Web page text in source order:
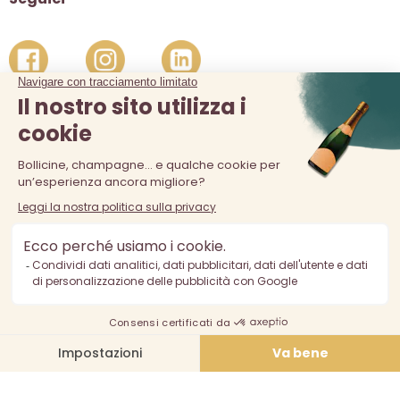
La vendita di alcolici è vietata ai minori di 18 anni. L'abuso di